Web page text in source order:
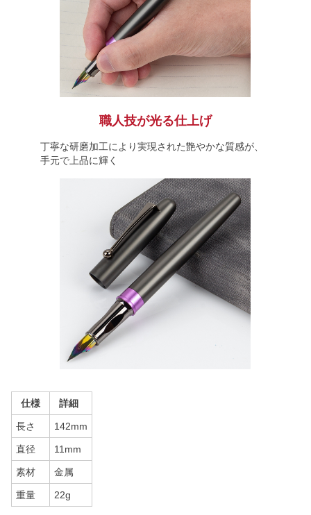
職人技が光る仕上げ
丁寧な研磨加工により実現された艶やかな質感が、
手元で上品に輝く
仕様 詳細
長さ 142mm
直径 11mm
素材 金属
重量 22g